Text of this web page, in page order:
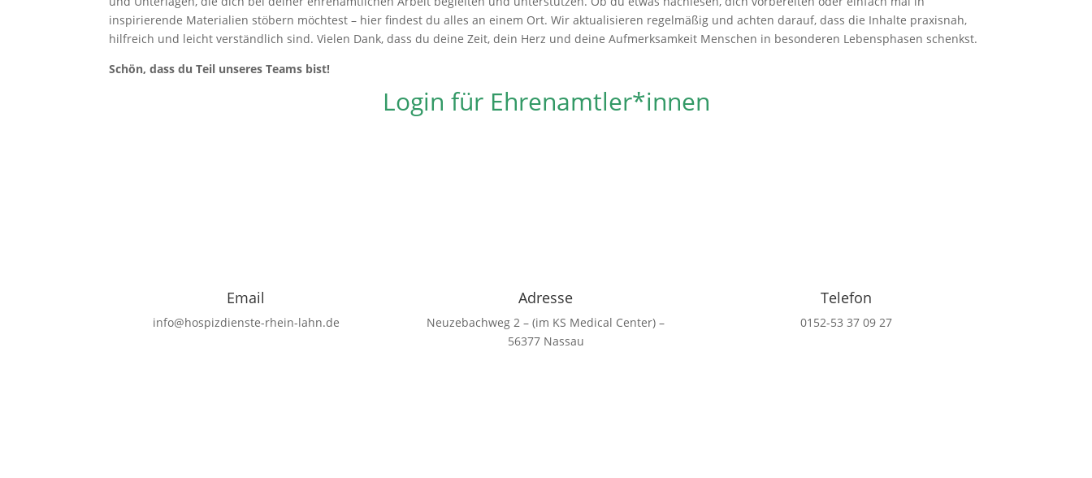
inspirierende Materialienstöbern möchtest – hierfindestduallesaneinem Ort.Wiraktualisieren regelmäßig undachtendarauf,dassdie Inhalte praxisnah,
hilfreich und leichtverständlichsind.Vielen Dank,dassdudeineZeit,dein Herz unddeineAufmerksamkeit Menschen in besonderen Lebensphasenschenkst.
Schön,dassduTeil unseresTeams bist!
Login für Ehrenamtler*innen
Email
info@hospizdienste-rhein-lahn.de
Adresse
Neuzebachweg 2 – (im KS Medical Center) –
56377 Nassau
Telefon
0152-53 37 09 27